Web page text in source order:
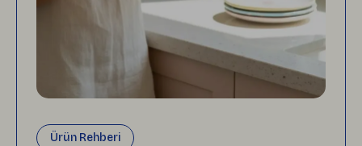
Ürün Rehberi